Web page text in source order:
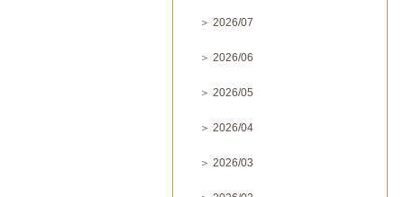
＞ 2026/07
＞ 2026/06
＞ 2026/05
＞ 2026/04
＞ 2026/03